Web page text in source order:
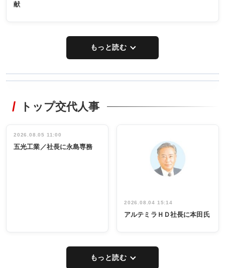
献
もっと読む
非鉄業界で
インタビュ
ー／社内ア
タックトレー
祝う 業界関
係者ら220人
出席
トップ交代人事
2026.08.05 11:00
五光工業／社長に永島専務
2026.08.04 15:14
アルテミラＨＤ社長に本田氏
もっと読む